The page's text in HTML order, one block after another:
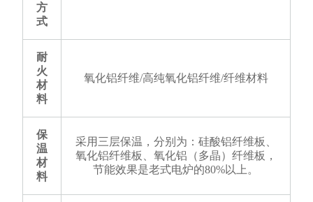
方
式
耐
火
材
料
氧化铝纤维/高纯氧化铝纤维/纤维材料
保
温
材
料
采用三层保温，分别为：硅酸铝纤维板、
氧化铝纤维板、氧化铝（多晶）纤维板，
节能效果是老式电炉的80%以上。